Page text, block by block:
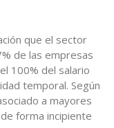
que el sector
de las empresas
100% del salario
temporal. Según
a mayores
forma incipiente